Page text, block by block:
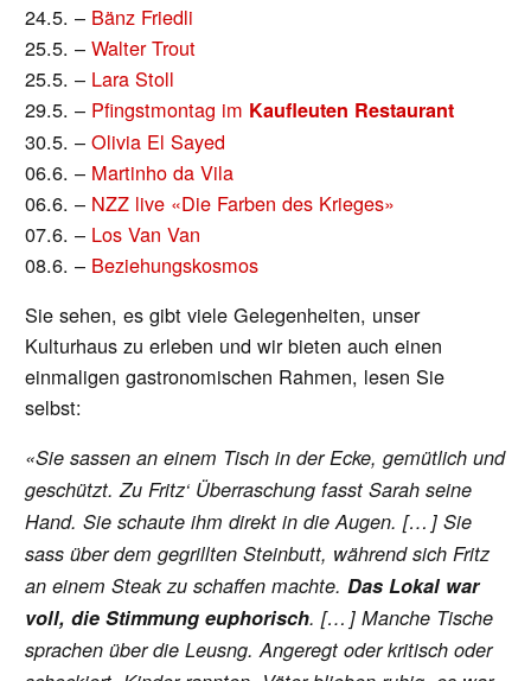
24.5. – Bänz Friedli
25.5. –Walter Trout
25.5. – Lara Stoll
29.5. – Pfingstmontag im Kaufleuten Restaurant
30.5. –Olivia El Sayed
06.6. – Martinho da Vila
06.6. – NZZ live «Die Farben des Krieges»
07.6. – Los Van Van
08.6. – Beziehungskosmos
Sie sehen, es gibt viele Gelegenheiten, unser
Kulturhaus zu erleben und wir bieten auch einen
einmaligen gastronomischen Rahmen, lesen Sie
selbst:
«Sie sassen an einem Tisch in der Ecke, gemütlich und
geschützt. Zu Fritz‘ Überraschung fasst Sarah seine
Hand. Sie schaute ihm direkt in die Augen. [… ] Sie
sass über dem gegrillten Steinbutt, während sich Fritz
an einem Steak zu schaffen machte.Das Lokal war
voll, die Stimmung euphorisch. [… ] Manche Tische
sprachen über die Leusng. Angeregt oder kritisch oder